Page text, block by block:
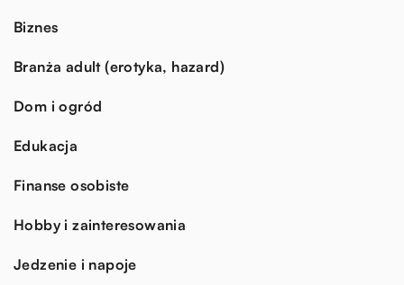
Biznes
Branża adult (erotyka, hazard)
Dom i ogród
Edukacja
Finanse osobiste
Hobby i zainteresowania
Jedzenie i napoje